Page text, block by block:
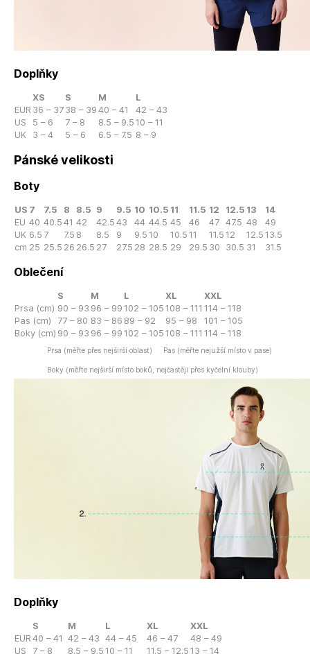
Doplňky
XS S M
L
EUR 36 – 37 38 – 39 40 – 41
42 – 43
US
5 – 6 7 – 8 8.5 – 9.5 10 – 11
UK
3 – 4 5 – 6 6.5 – 7.5 8 – 9
Pánské velikosti
Boty
US 7 7.5 8 8.5 9 9.5 10 10.5 11 11.5 12 12.5 13
14
EU 40 40.5 41 42 42.5 43 44 44.5 45 46 47 47.5 48
49
UK 6.5 7 7.5 8 8.5 9 9.5 10 10.5 11 11.5 12 12.5 13.5
cm 25 25.5 26 26.5 27 27.5 28 28.5 29 29.5 30 30.5 31 31.5
Oblečení
S M L XL
XXL
Prsa (cm) 90 – 93 96 – 99 102 – 105 108 – 111 114 – 118
Pas (cm)
77 – 80 83 – 86 89 – 92 95 – 98
101 – 105
Boky (cm) 90 – 93 96 – 99 102 – 105 108 – 111 114 – 118
Prsa (měřte přes nejširší oblast) Pas (měřte nejužší místo v pase)
Boky (měřte nejširší místo boků, nejčastěji přes kyčelní klouby)
Doplňky
S M L XL
XXL
EUR 40 – 41 42 – 43 44 – 45 46 – 47
48 – 49
US
7 – 8 8.5 – 9.5 10 – 11 11.5 – 12.5 13 – 14